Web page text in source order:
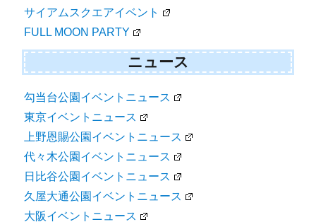
サイアムスクエアイベント
FULL MOON PARTY
ニュース
勾当台公園イベントニュース
東京イベントニュース
上野恩賜公園イベントニュース
代々木公園イベントニュース
日比谷公園イベントニュース
久屋大通公園イベントニュース
大阪イベントニュース